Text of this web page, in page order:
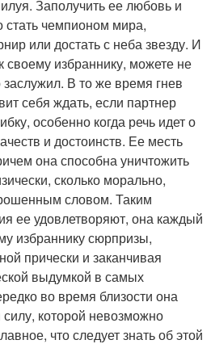
Заполучить ее любовь и
стать чемпионом мира,
или достать с неба звезду. И
своему избраннику, можете не
заслужил. В то же время гнев
себя ждать, если партнер
особенно когда речь идет о
и достоинств. Ее месть
она способна уничтожить
сколько морально,
словом. Таким
ее удовлетворяют, она каждый
избраннику сюрпризы,
прически и заканчивая
выдумкой в самых
во время близости она
силу, которой невозможно
что следует знать об этой